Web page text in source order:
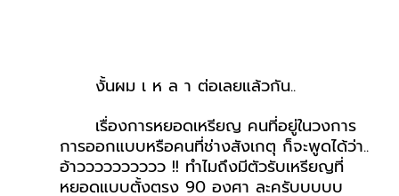
	งั้นผม เ ห ล า ต่อเลยแล้วกัน..
เรื่องการหยอดเหรียญ คนที่อยู่ในวงการ
การออกแบบหรือคนที่ช่างสังเกตุ ก็จะพูดได้ว่า..
อ้าวววววววววว !! ทำไมถึงมีตัวรับเหรียญที่
หยอดแบบตั้งตรง 90 องศา ละครับบบบบ